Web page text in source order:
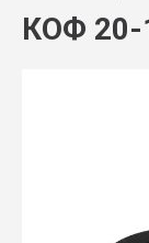
КОФ 20-